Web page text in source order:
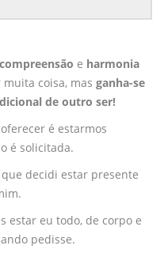
compreensão e harmonia
coisa, mas ganha-se
de outro ser!
é estarmos
é solicitada.
decidi estar presente
estar eu todo, de corpo e
pedisse.